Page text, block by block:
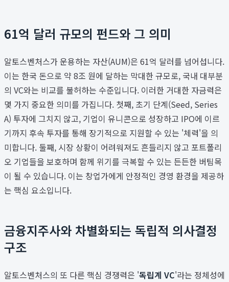
61억 달러 규모의 펀드와 그 의미
알토스벤처스가 운용하는 자산(AUM)은 61억 달러를 넘어섭니다.
이는 한국 돈으로 약 8조 원에 달하는 막대한 규모로, 국내 대부분
의 VC와는 비교를 불허하는 수준입니다. 이러한 거대한 자금력은
몇 가지 중요한 의미를 가집니다. 첫째, 초기 단계(Seed, Series
A) 투자에 그치지 않고, 기업이 유니콘으로 성장하고 IPO에 이르
기까지 후속 투자를 통해 장기적으로 지원할 수 있는 '체력'을 의
미합니다. 둘째, 시장 상황이 어려워져도 흔들리지 않고 포트폴리
오 기업들을 보호하며 함께 위기를 극복할 수 있는 든든한 버팀목
이 될 수 있습니다. 이는 창업가에게 안정적인 경영 환경을 제공하
는 핵심 요소입니다.
금융지주사와 차별화되는 독립적 의사결정
구조
알토스벤처스의 또 다른 핵심 경쟁력은 '독립계 VC'라는 정체성에